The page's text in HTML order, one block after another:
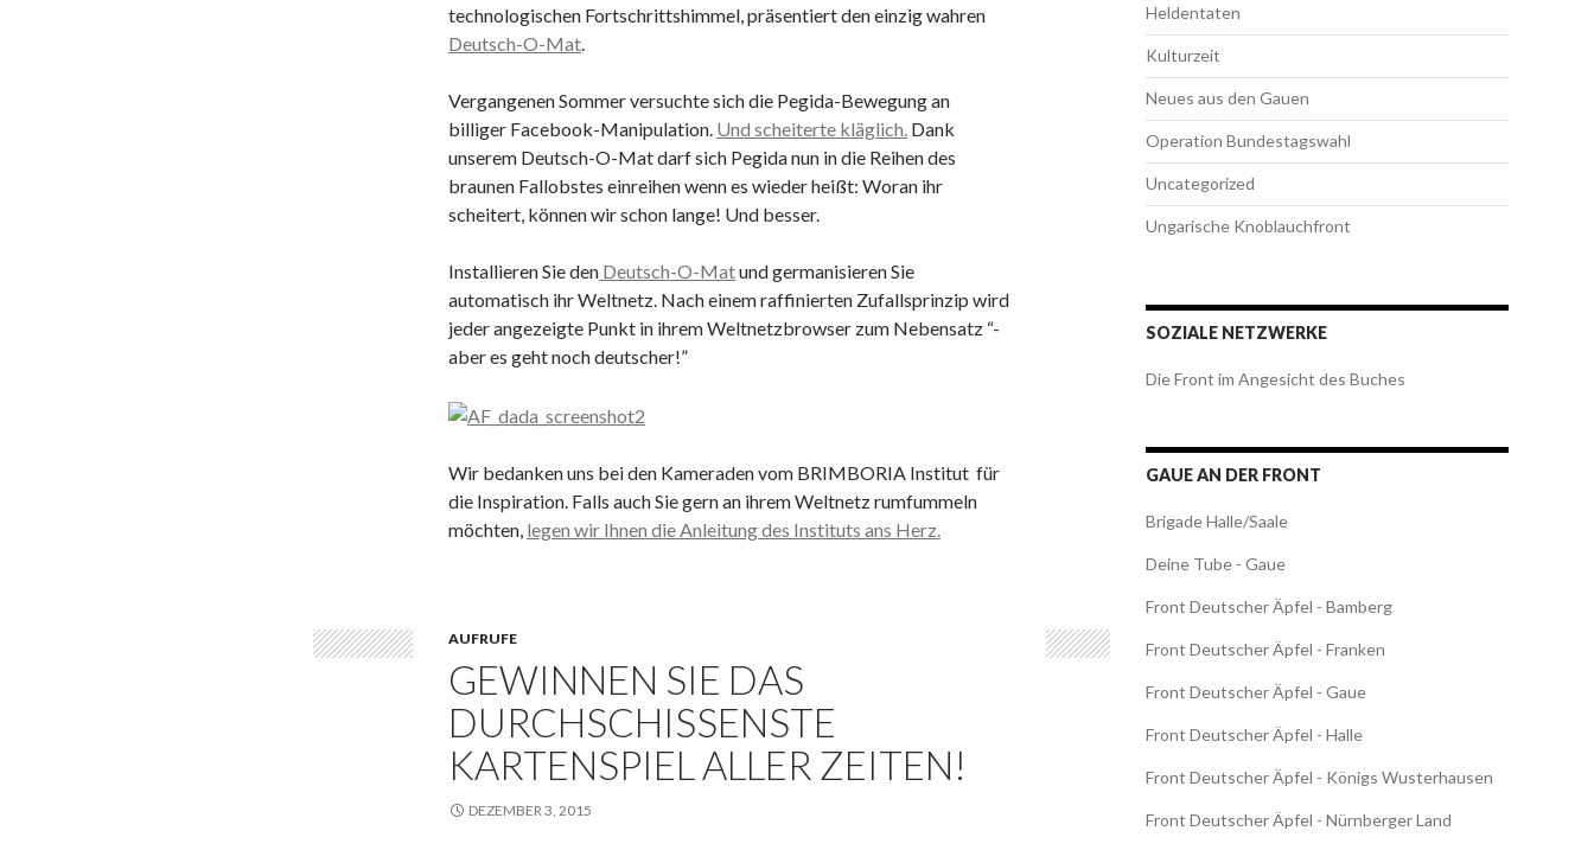
technologischen Fortschrittshimmel, präsentiert den einzig wahren
Deutsch-O-Mat.
Vergangenen Sommer versuchte sich die Pegida-Bewegung an
billiger Facebook-Manipulation. Und scheiterte kläglich. Dank
unserem Deutsch-O-Mat darf sich Pegida nun in die Reihen des
braunen Fallobstes einreihen wenn es wieder heißt: Woran ihr
scheitert, können wir schon lange! Und besser.
Installieren Sie den Deutsch-O-Matund germanisieren Sie
automatisch ihr Weltnetz. Nach einem raffinierten Zufallsprinzip wird
jeder angezeigte Punkt in ihrem Weltnetzbrowser zum Nebensatz “-
aber es geht noch deutscher!”
Wir bedanken uns bei den Kameraden vom BRIMBORIA Institut für
die Inspiration. Falls auch Sie gern an ihrem Weltnetz rumfummeln
möchten, legen wir Ihnen die Anleitung des Instituts ans Herz.
AUFRUFE
GEWINNEN SIE DAS
DURCHSCHISSENSTE
KARTENSPIEL ALLER ZEITEN!
DEZEMBER 3, 2015
Heldentaten
Kulturzeit
Neues aus den Gauen
Operation Bundestagswahl
Uncategorized
Ungarische Knoblauchfront
SOZIALE NETZWERKE
Die Front im Angesicht des Buches
GAUE AN DER FRONT
Brigade Halle/Saale
Deine Tube - Gaue
Front Deutscher Äpfel - Bamberg
Front Deutscher Äpfel - Franken
Front Deutscher Äpfel - Gaue
Front Deutscher Äpfel - Halle
Front Deutscher Äpfel - Königs Wusterhausen
Front Deutscher Äpfel - Nürnberger Land